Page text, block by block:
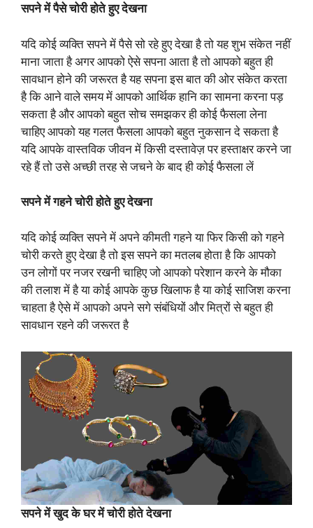
सपने में पैसे चोरी होते हुए देखना
यदि कोई व्यक्ति सपने में पैसे सो रहे हुए देखा है तो यह शुभ संकेत नहीं
माना जाता है अगर आपको ऐसे सपना आता है तो आपको बहुत ही
सावधान होने की जरूरत है यह सपना इस बात की ओर संकेत करता
है कि आने वाले समय में आपको आर्थिक हानि का सामना करना पड़
सकता है और आपको बहुत सोच समझकर ही कोई फैसला लेना
चाहिए आपको यह गलत फैसला आपको बहुत नुकसान दे सकता है
यदि आपके वास्तविक जीवन में किसी दस्तावेज़ पर हस्ताक्षर करने जा
रहे हैं तो उसे अच्छी तरह से जचने के बाद ही कोई फैसला लें
सपने में गहने चोरी होते हुए देखना
यदि कोई व्यक्ति सपने में अपने कीमती गहने या फिर किसी को गहने
चोरी करते हुए देखा है तो इस सपने का मतलब होता है कि आपको
उन लोगों पर नजर रखनी चाहिए जो आपको परेशान करने के मौका
की तलाश में है या कोई आपके कुछ खिलाफ है या कोई साजिश करना
चाहता है ऐसे में आपको अपने सगे संबंधियों और मित्रों से बहुत ही
सावधान रहने की जरूरत है
सपने में खुद के घर में चोरी होते देखना